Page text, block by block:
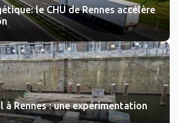
le CHU de Rennes accélère
à Rennes : une expérimentation